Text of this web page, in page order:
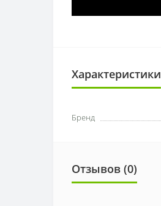
Характеристики
Бренд
Отзывов (0)